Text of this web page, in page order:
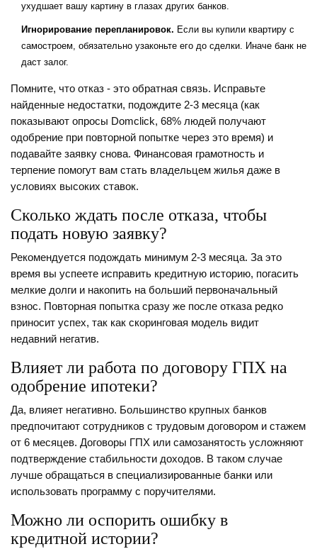
ухудшает вашу картину в глазах других банков.
Игнорирование перепланировок. Если вы купили квартиру с
самостроем, обязательно узаконьте его до сделки. Иначе банк не
даст залог.
Помните, что отказ - это обратная связь. Исправьте
найденные недостатки, подождите 2-3 месяца (как
показывают опросы Domclick, 68% людей получают
одобрение при повторной попытке через это время) и
подавайте заявку снова. Финансовая грамотность и
терпение помогут вам стать владельцем жилья даже в
условиях высоких ставок.
Сколько ждать после отказа, чтобы
подать новую заявку?
Рекомендуется подождать минимум 2-3 месяца. За это
время вы успеете исправить кредитную историю, погасить
мелкие долги и накопить на больший первоначальный
взнос. Повторная попытка сразу же после отказа редко
приносит успех, так как скоринговая модель видит
недавний негатив.
Влияет ли работа по договору ГПХ на
одобрение ипотеки?
Да, влияет негативно. Большинство крупных банков
предпочитают сотрудников с трудовым договором и стажем
от 6 месяцев. Договоры ГПХ или самозанятость усложняют
подтверждение стабильности доходов. В таком случае
лучше обращаться в специализированные банки или
использовать программу с поручителями.
Можно ли оспорить ошибку в
кредитной истории?